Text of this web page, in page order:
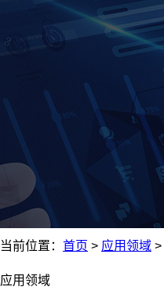
当前位置： 首页 > 应用领域 >
应用领域